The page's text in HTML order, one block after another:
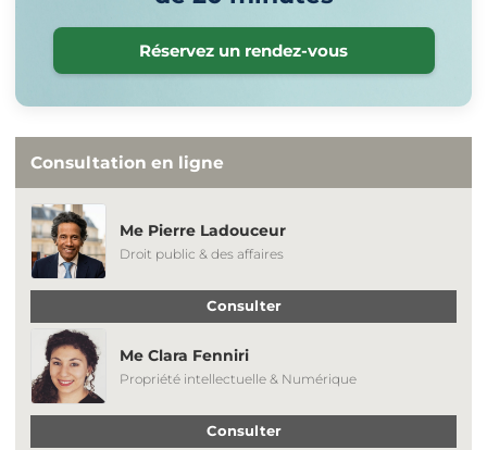
Réservez un rendez-vous
Consultation en ligne
Me Pierre Ladouceur
Droit public & des affaires
Consulter
Me Clara Fenniri
Propriété intellectuelle & Numérique
Consulter